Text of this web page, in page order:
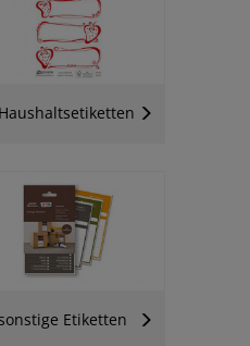
Haushaltsetiketten
Etiketten